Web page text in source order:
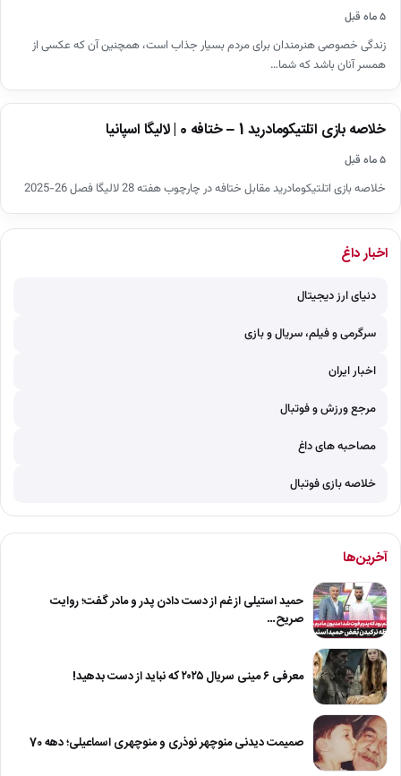
۵ ماه قبل
زندگی خصوصی هنرمندان برای مردم بسیار جذاب است، همچنین آن که عکسی از
همسر آنان باشد که شما…
خلاصه بازی اتلتیکومادرید 1 – ختافه 0 | لالیگا اسپانیا
۵ ماه قبل
خلاصه بازی اتلتیکومادرید مقابل ختافه در چارچوب هفته 28 لالیگا فصل 26-2025
اخبار داغ
دنیای ارز دیجیتال
سرگرمی و فیلم، سریال و بازی
اخبار ایران
مرجع ورزش و فوتبال
مصاحبه های داغ
خلاصه بازی فوتبال
آخرین‌ها
حمید استیلی از غم از دست دادن پدر و مادر گفت؛ روایت
صریح…
معرفی ۶ مینی سریال ۲۰۲۵ که نباید از دست بدهید!
صمیمت دیدنی منوچهر نوذری و منوچهری اسماعیلی؛ دهه 70